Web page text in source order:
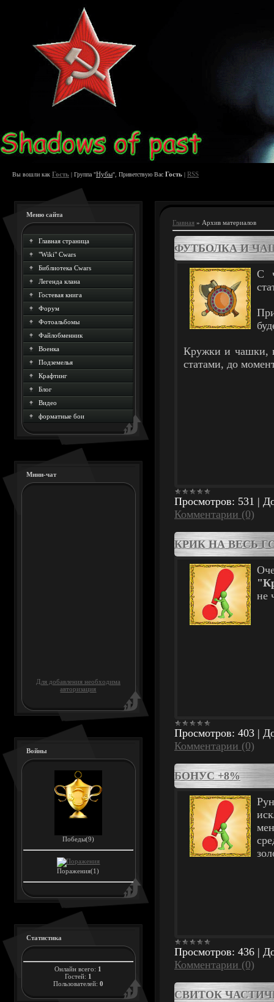
Вы вошли как Гость | Группа "Нубы", Приветствую Вас Гость | RSS
Меню сайта
Главная страница
"Wiki" Cwars
Библиотека Cwars
Легенда клана
Гостевая книга
Форум
Фотоальбомы
Файлобменник
Военка
Подземелья
Крафтинг
Блог
Видео
форматные бои
Мини-чат
Для добавления необходима
авторизация
Войны
Победы(9)
Поражения(1)
Статистика
Онлайн всего: 1
Гостей: 1
Пользователей: 0
Главная » Архив материалов
ФУТБОЛКА И
С
Кружки и чашки,
статами, до
Просмотров: 531 |
Комментарии (0)
КРИК НА ВЕСЬ
не
Просмотров: 403 |
Комментарии (0)
БОНУС +8%
Просмотров: 436 |
Комментарии (0)
СВИТОК